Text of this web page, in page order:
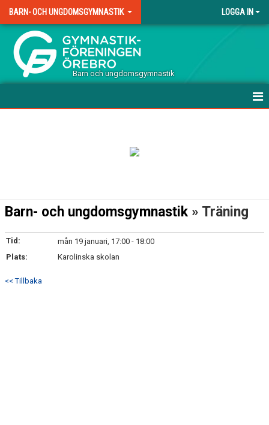
BARN- OCH UNGDOMSGYMNASTIK LOGGA IN
.
Barn och ungdomsgymnastik
Barn- och ungdomsgymnastik » Träning
Tid:
mån 19 januari, 17:00 - 18:00
Plats:
Karolinska skolan
<< Tillbaka